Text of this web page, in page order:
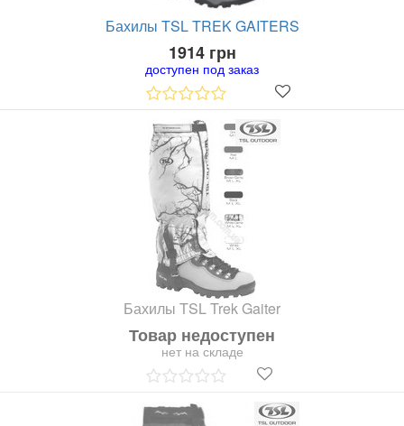
Бахилы TSL TREK GAITERS
1914 грн
доступен под заказ
Бахилы TSL Trek Gaiter
Товар недоступен
нет на складе